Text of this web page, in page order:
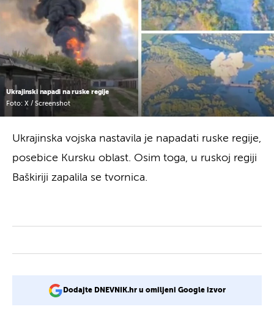
Ukrajinski napadi na ruske regije
Foto: X / Screenshot
Ukrajinska vojska nastavila je napadati ruske regije,
posebice Kursku oblast. Osim toga, u ruskoj regiji
Baškiriji zapalila se tvornica.
Dodajte DNEVNIK.hr u omiljeni Google izvor